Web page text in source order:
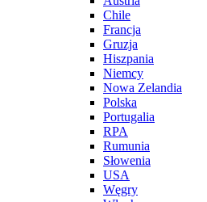
Chile
Francja
Gruzja
Hiszpania
Niemcy
Nowa Zelandia
Polska
Portugalia
RPA
Rumunia
Słowenia
USA
Węgry